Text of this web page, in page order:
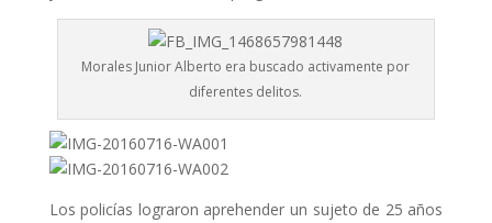
Morales Junior Alberto era buscado activamente por
diferentes delitos.
Los policías lograron aprehender un sujeto de 25 años